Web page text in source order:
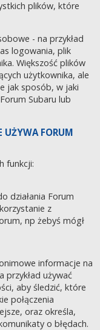
plików, które
- na przykład
logowania, plik
Większość plików
użytkownika, ale
jak sposób, w jaki
Subaru lub
UŻYWA FORUM
funkcji:
działania Forum
z
np żebyś mógł
informacje na
przykład używać
aby śledzić, które
połączenia
oraz określa,
o błędach.